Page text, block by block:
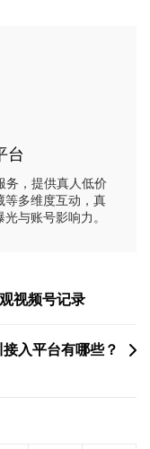
台
务，提供真人低价
等多维度互动，真
与账号影响力。
视频号记录
入平台有哪些？